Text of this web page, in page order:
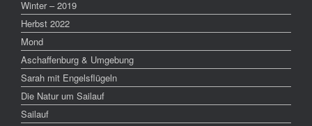
Winter – 2019
Herbst 2022
Mond
Aschaffenburg & Umgebung
Sarah mit Engelsflügeln
Die Natur um Sailauf
Sailauf